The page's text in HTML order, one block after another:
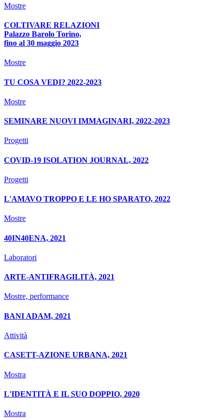
Mostre
COLTIVARE RELAZIONI
Palazzo Barolo Torino,
fino al 30 maggio 2023
Mostre
TU COSA VEDI? 2022-2023
Mostre
SEMINARE NUOVI IMMAGINARI, 2022-2023
Progetti
COVID-19 ISOLATION JOURNAL, 2022
Progetti
L'AMAVO TROPPO E LE HO SPARATO, 2022
Mostre
40IN40ENA, 2021
Laboratori
ARTE-ANTIFRAGILITÀ, 2021
Mostre, performance
BANI ADAM, 2021
Attività
CASETT-AZIONE URBANA, 2021
Mostra
L'IDENTITÀ E IL SUO DOPPIO, 2020
Mostra